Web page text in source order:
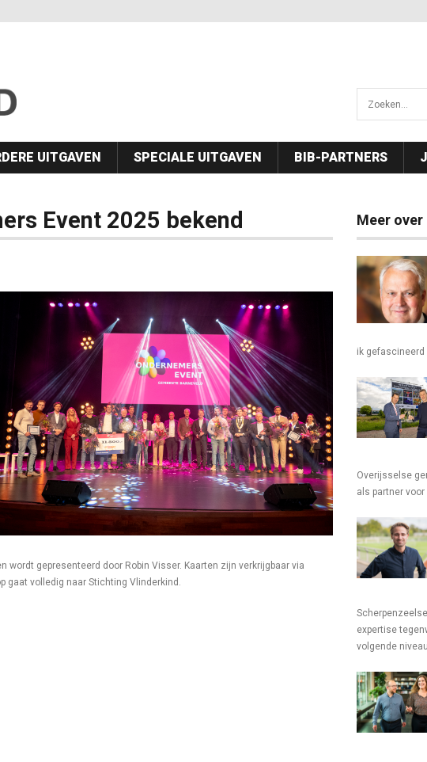
sisea.search
UITGAVEN SPECIALE UITGAVEN BIB-PARTNERS
Event 2025 bekend
gepresenteerd door Robin Visser. Kaarten zijn verkrijgbaar via
gaat volledig naar Stichting Vlinderkind.
Meer over
ik gefascineerd
Overijsselse
als partner
expertise
volgende